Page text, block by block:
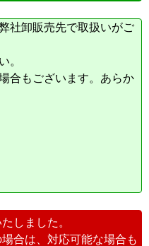
社卸販売先で取扱いがご
。
合もございます。あらか
しました。
合は、対応可能な場合も